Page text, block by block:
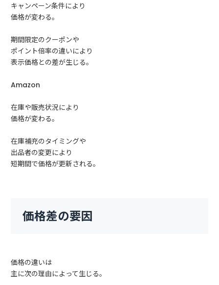
キャンペーン条件により
価格が変わる。
期間限定のクーポンや
ポイント倍率の違いにより
表示価格との差が生じる。
Amazon
在庫や販売状況により
価格が変わる。
在庫補充のタイミングや
出品者の変更により
短期間で価格が更新される。
価格差の要因
価格の違いは
主に次の理由によって生じる。